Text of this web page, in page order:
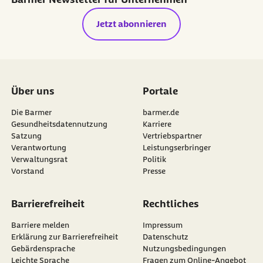
Jetzt abonnieren
Über uns
Die Barmer
Gesundheitsdatennutzung
Satzung
Verantwortung
Verwaltungsrat
Vorstand
Portale
barmer.de
Karriere
Vertriebspartner
Leistungserbringer
Politik
Presse
Barrierefreiheit
Barriere melden
Erklärung zur Barrierefreiheit
Gebärdensprache
Leichte Sprache
Rechtliches
Impressum
Datenschutz
Nutzungsbedingungen
Fragen zum Online-Angebot